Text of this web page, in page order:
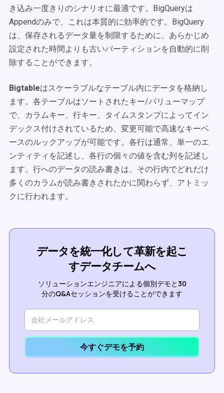
き込み一度きりのシナリオに最適です。BigQueryは
Appendのみで、これは本質的に効率的です。BigQuery
は、保存されるデータ量を制限するために、あらかじめ
設定された時間よりも古いパーティションを自動的に削
除することができます。
Bigtableはスケーラブルなテーブル内にデータを格納し
ます。各テーブルはソートされたキー/バリューマップ
で、カラムキー、行キー、タイムスタンプによってイン
デックス付けされているため、変更可能で高速なキーベ
ースのルックアップが可能です。各行は通常、単一のエ
ンティティを記述し、各行の個々の値を含む列を記述し
ます。行へのデータの読み書きは、その行内でどれだけ
多くのカラムが読み書きされたかに関わらず、アトミッ
クに行われます。
データを統一化して革新を起こ
すデータチームへ
ソリューションエンジニアによる個別デモと30
分のQ&Aセッションを受けることができます
今すぐデモを予約